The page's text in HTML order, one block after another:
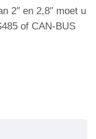
2″ en 2,8″ moet u
of CAN-BUS